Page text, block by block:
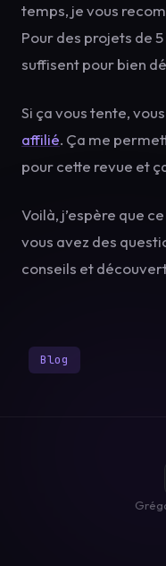
temps, je vous
Pour des projets de
suffisent pour bien
Si ça vous tente,
affilié. Ça me
pour cette revue et
Voilà, j’espère que
vous avez des
conseils et
Blog